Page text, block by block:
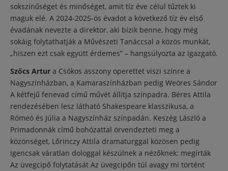
sokszínűséget és minőséget, amit tíz éve célul tűztek ki
maguk elé. A 2024-2025-ös évadot a következő tíz év első
évadának nevezte a direktor, aki bízik benne, hogy még
sokáig folytathatják a Művészeti Tanáccsal a közös munkát,
„hiszen ezt csak együtt érdemes” – hangsúlyozta az igazgató.
Szőcs Artur a Csókos asszony operettet viszi színre a
Nagyszínházban, a Kamaraszínházban pedig Weöres Sándor
A kétfejű fenevad című művét állítja színpadra. Béres Attila
rendezésében lesz látható Shakespeare klasszikusa, a
Rómeó és Júlia a Nagyszínház színpadán. Keszég László a
Primadonnák című bohózattal örvendezteti meg a
közönséget, Lőrinczy Attila dramaturggal közösen pedig
igencsak váratlan dologgal készülnek a nézőknek: megírták
Az üvegcipő folytatását Az üvegcipőn túl avagy mi történt